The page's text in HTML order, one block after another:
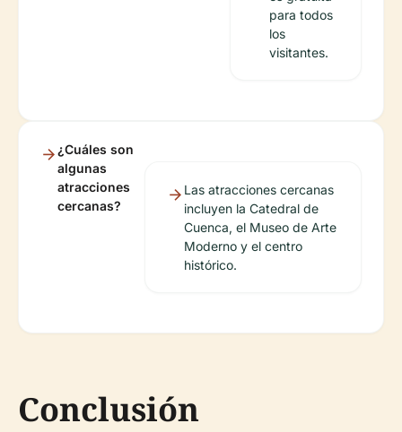
para todos
los
visitantes.
¿Cuáles son
algunas
atracciones
cercanas?
Las atracciones cercanas
incluyen la Catedral de
Cuenca, el Museo de Arte
Moderno y el centro
histórico.
Conclusión